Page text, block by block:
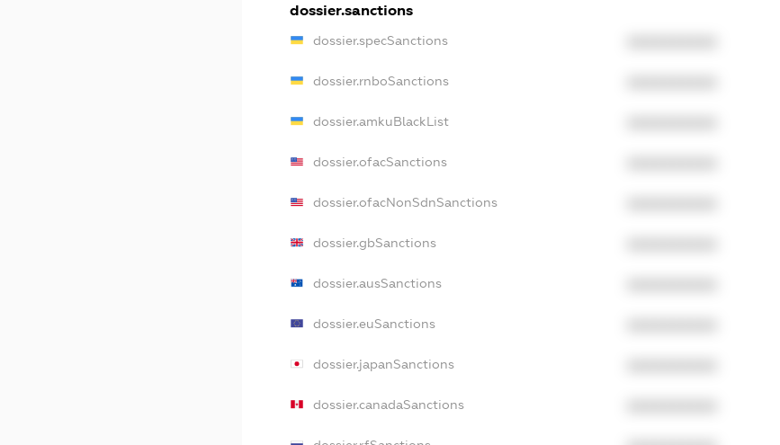
dossier.sanctions
dossier.specSanctions
dossier.rnboSanctions
dossier.amkuBlackList
dossier.ofacSanctions
dossier.ofacNonSdnSanctions
dossier.gbSanctions
dossier.ausSanctions
dossier.euSanctions
dossier.japanSanctions
dossier.canadaSanctions